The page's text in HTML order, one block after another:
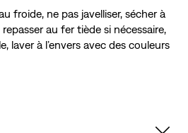
froide, ne pas javelliser, sécher à
au fer tiède si nécessaire,
laver à l’envers avec des couleurs